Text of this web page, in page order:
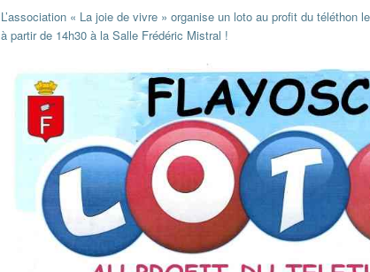
L’association « La joie de vivre » organise un loto au profit du téléthon
à partir de 14h30 à la Salle Frédéric Mistral !